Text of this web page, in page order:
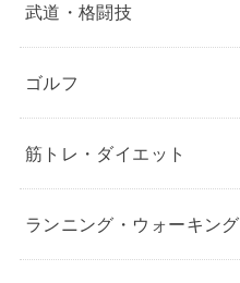
武道・格闘技
ゴルフ
筋トレ・ダイエット
ランニング・ウォーキング